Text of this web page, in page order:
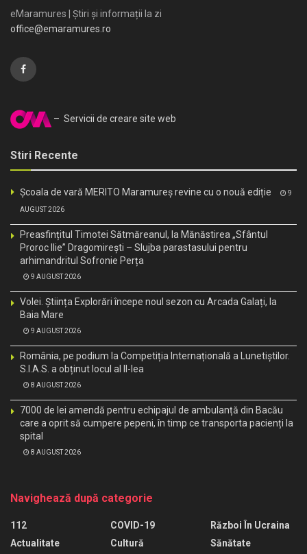
eMaramures | Știri și informații la zi
office@emaramures.ro
– Servicii de creare site web
Stiri Recente
Școala de vară MERITO Maramureș revine cu o nouă ediție 9
AUGUST 2026
Preasfințitul Timotei Sătmăreanul, la Mănăstirea „Sfântul
Proroc Ilie” Dragomirești – Slujba parastasului pentru
arhimandritul Sofronie Perța
9 AUGUST 2026
Volei. Știința Explorări începe noul sezon cu Arcada Galați, la
Baia Mare
9 AUGUST 2026
România, pe podium la Competiția Internațională a Lunetiștilor.
S.I.A.S. a obținut locul al II-lea
8 AUGUST 2026
7000 de lei amendă pentru echipajul de ambulanță din Bacău
care a oprit să cumpere pepeni, în timp ce transporta pacienți la
spital
8 AUGUST 2026
Navighează după categorie
112
Actualitate
COVID-19
Cultură
Război În Ucraina
Sănătate